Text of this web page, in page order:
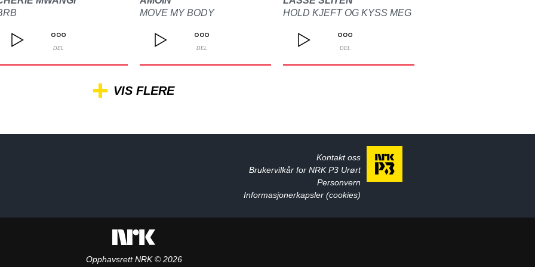
DEL
MOVE MY BODY
DEL
HOLD KJEFT OG KYSS MEG
DEL
VIS FLERE
Kontakt oss
Brukervilkår for NRK P3 Urørt
Personvern
Informasjonerkapsler (cookies)
Opphavsrett NRK © 2026